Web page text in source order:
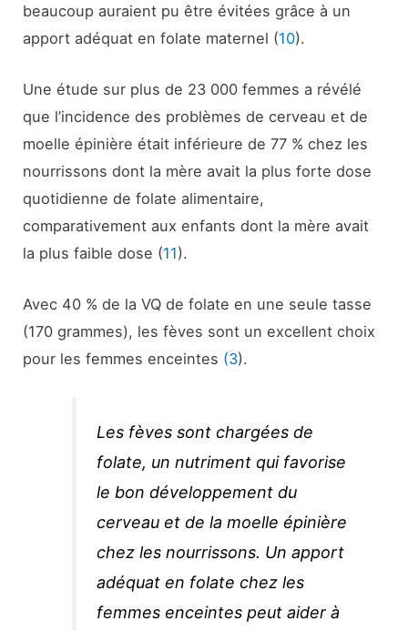
beaucoup auraient pu être évitées grâce à un
apport adéquat en folate maternel (10).
Une étude sur plus de 23 000 femmes a révélé
que l’incidence des problèmes de cerveau et de
moelle épinière était inférieure de 77 % chez les
nourrissons dont la mère avait la plus forte dose
quotidienne de folate alimentaire,
comparativement aux enfants dont la mère avait
la plus faible dose (11).
Avec 40 % de la VQ de folate en une seule tasse
(170 grammes), les fèves sont un excellent choix
pour les femmes enceintes (3).
Les fèves sont chargées de
folate, un nutriment qui favorise
le bon développement du
cerveau et de la moelle épinière
chez les nourrissons. Un apport
adéquat en folate chez les
femmes enceintes peut aider à